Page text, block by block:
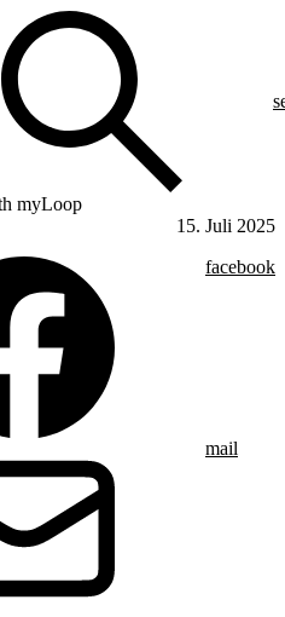
myLoop
15. Juli 2025
facebook
mail